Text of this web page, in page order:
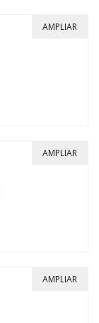
AMPLIAR
AMPLIAR
AMPLIAR